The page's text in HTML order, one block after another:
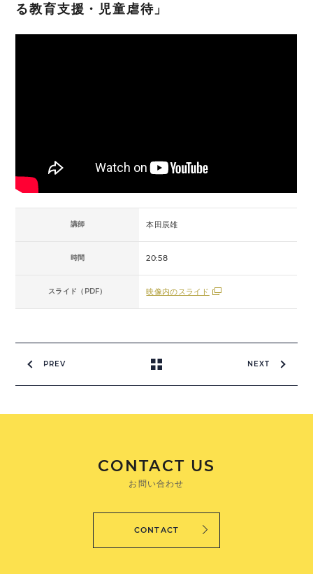
る教育支援・児童虐待」
講師 本田辰雄
時間 20:58
スライド（PDF） 映像内のスライド
PREV NEXT
CONTACT US
お問い合わせ
CONTACT